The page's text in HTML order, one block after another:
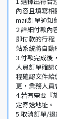
內容且填寫
mail訂單通知
2.詳細付款內
即付款的行
站系統將自動
3.付款完成後
人員訂單確
程確認文件給
更，業務人員
4.若有需要『
定寄送地址。
5.取消訂單/